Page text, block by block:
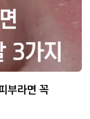
부라면 꼭